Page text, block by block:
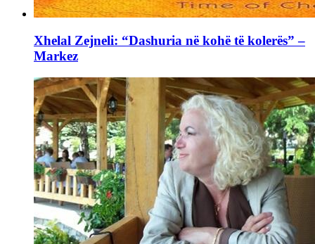
Xhelal Zejneli: “Dashuria në kohë të kolerës” –
Markez